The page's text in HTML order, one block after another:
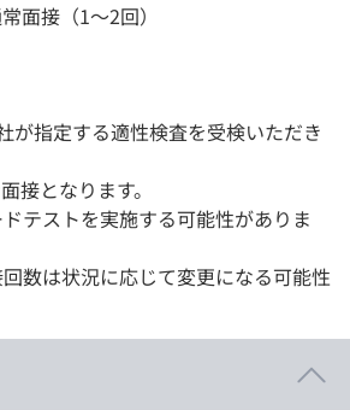
面接（1～2回）
が指定する適性検査を受検いただき
接となります。
テストを実施する可能性がありま
数は状況に応じて変更になる可能性